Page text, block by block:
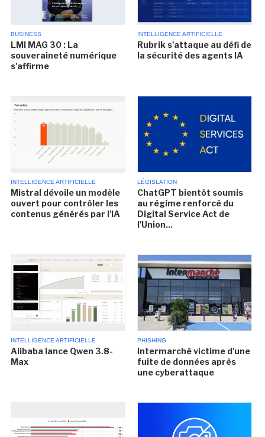
BUSINESS
LMI MAG 30 : La
souveraineté numérique
s'affirme
INTELLIGENCE ARTIFICIELLE
Rubrik s'attaque au défi de
la sécurité des agents IA
INTELLIGENCE ARTIFICIELLE
Mistral dévoile un modèle
ouvert pour contrôler les
contenus générés par l'IA
LÉGISLATION
ChatGPT bientôt soumis
au régime renforcé du
Digital Service Act de
l'Union...
INTELLIGENCE ARTIFICIELLE
Alibaba lance Qwen 3.8-
Max
PHISHING
Intermarché victime d'une
fuite de données après
une cyberattaque